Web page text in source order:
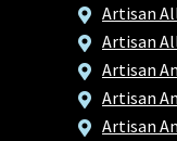
Artisan
Artisan
Artisan
Artisan
Artisan